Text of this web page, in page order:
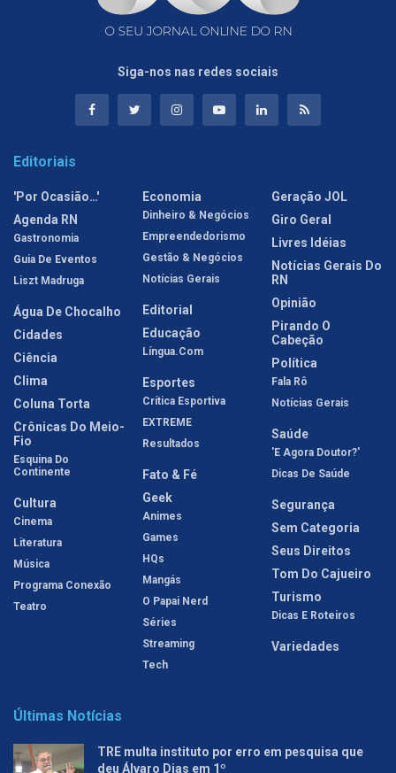
Siga-nos nas redes sociais
Editoriais
'Por Ocasião…'
Agenda RN
Gastronomia
Guia De Eventos
Liszt Madruga
Água De Chocalho
Cidades
Ciência
Clima
Coluna Torta
Crônicas Do Meio-
Fio
Esquina Do
Continente
Cultura
Cinema
Literatura
Música
Programa Conexão
Teatro
Economia
Dinheiro & Negócios
Empreendedorismo
Gestão & Negócios
Notícias Gerais
Editorial
Educação
Língua.com
Esportes
Crítica Esportiva
EXTREME
Resultados
Fato & Fé
Geek
Animes
Games
HQs
Mangás
O Papai Nerd
Séries
Streaming
Tech
Geração JOL
Giro Geral
Livres Idéias
Notícias Gerais Do
RN
Opinião
Pirando O
Cabeção
Política
Fala Rô
Notícias Gerais
Saúde
'E Agora Doutor?'
Dicas De Saúde
Segurança
Sem Categoria
Seus Direitos
Tom Do Cajueiro
Turismo
Dicas E Roteiros
Variedades
Últimas Notícias
TRE multa instituto por erro em pesquisa que
deu Álvaro Dias em 1º